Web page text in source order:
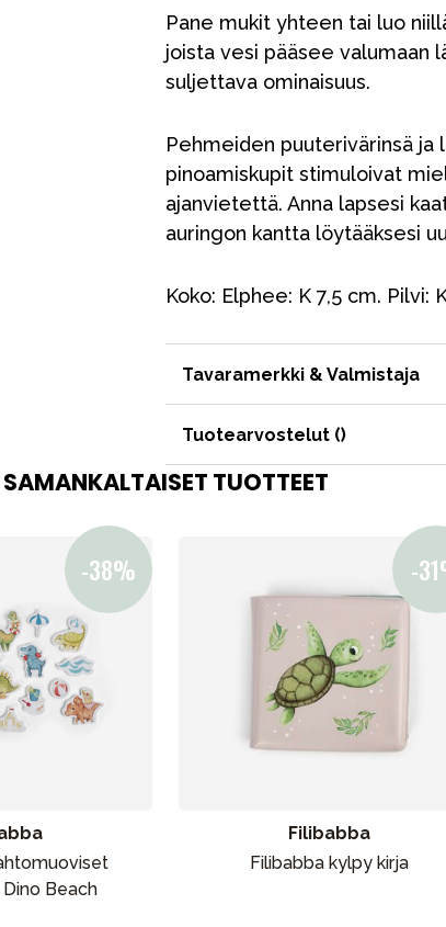
Pane mukit yhteen tai luo
joista vesi pääsee valumaan
suljettava ominaisuus.
Pehmeiden puuterivärinsä ja
pinoamiskupit stimuloivat
ajanvietettä. Anna lapsesi
auringon kantta löytääksesi
Koko: Elphee: K 7,5 cm. Pilvi:
Tavaramerkki & Valmistaja
Tuotearvostelut ()
SAMANKALTAISET TUOTTEET
Beach
Filibabba
Filibabba kylpy kirja
Äiti & Isä
Huonekalut & vuodevaatteet
Tarvikkeet
Varaosat